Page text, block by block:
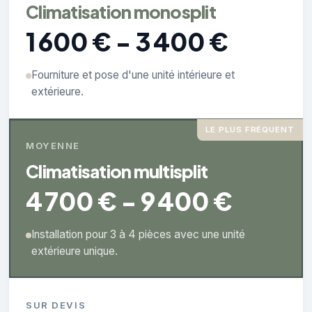
Climatisation monosplit
1 600 € - 3 400 €
Fourniture et pose d'une unité intérieure et
extérieure.
LE PLUS FRÉQUENT
MOYENNE
Climatisation multisplit
4 700 € - 9 400 €
Installation pour 3 à 4 pièces avec une unité
extérieure unique.
SUR DEVIS